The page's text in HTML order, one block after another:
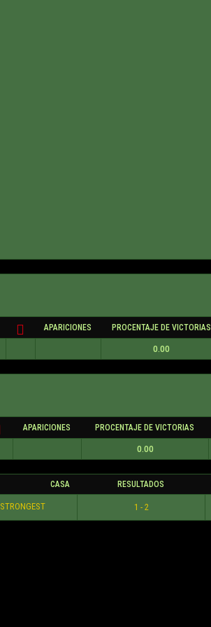
APARICIONES PROCENTAJE DE VICTORIAS
0.00
APARICIONES PROCENTAJE DE VICTORIAS
0.00
CASA RESULTADOS
STRONGEST 1 - 2